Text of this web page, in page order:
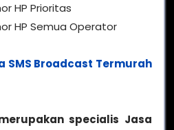
HP Prioritas
HP Semua Operator
SMS Broadcast Termurah
specialis Jasa